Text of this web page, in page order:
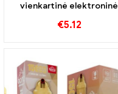
vienkartinė elektroninė
Berry dera su vėsinančiu
€5.12